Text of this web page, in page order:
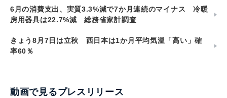
6月の消費支出、実質3.3%減で7か月連続のマイナス 冷暖
房用器具は22.7%減 総務省家計調査
きょう8月7日は立秋 西日本は1か月平均気温「高い」確
率60％
動画で見るプレスリリース